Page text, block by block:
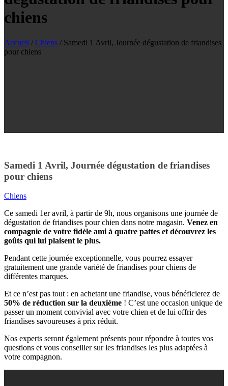
chiens
Accueil / Chiens / Samedi 1 Avril, Journée dégustation de friandises
pour chiens
Samedi 1 Avril, Journée dégustation de friandises
pour chiens
Chiens
Ce samedi 1er avril, à partir de 9h, nous organisons une journée de
dégustation de friandises pour chien dans notre magasin. Venez en
compagnie de votre fidèle ami à quatre pattes et découvrez les
goûts qui lui plaisent le plus.
Pendant cette journée exceptionnelle, vous pourrez essayer
gratuitement une grande variété de friandises pour chiens de
différentes marques.
Et ce n’est pas tout : en achetant une friandise, vous bénéficierez de
50% de réduction sur la deuxième ! C’est une occasion unique de
passer un moment convivial avec votre chien et de lui offrir des
friandises savoureuses à prix réduit.
Nos experts seront également présents pour répondre à toutes vos
questions et vous conseiller sur les friandises les plus adaptées à
votre compagnon.